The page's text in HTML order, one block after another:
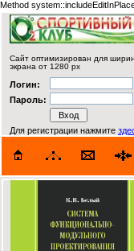
Method
Сайт оптимизирован для
экрана от 1280 px
Логин:
Пароль:
Для регистрации нажмите